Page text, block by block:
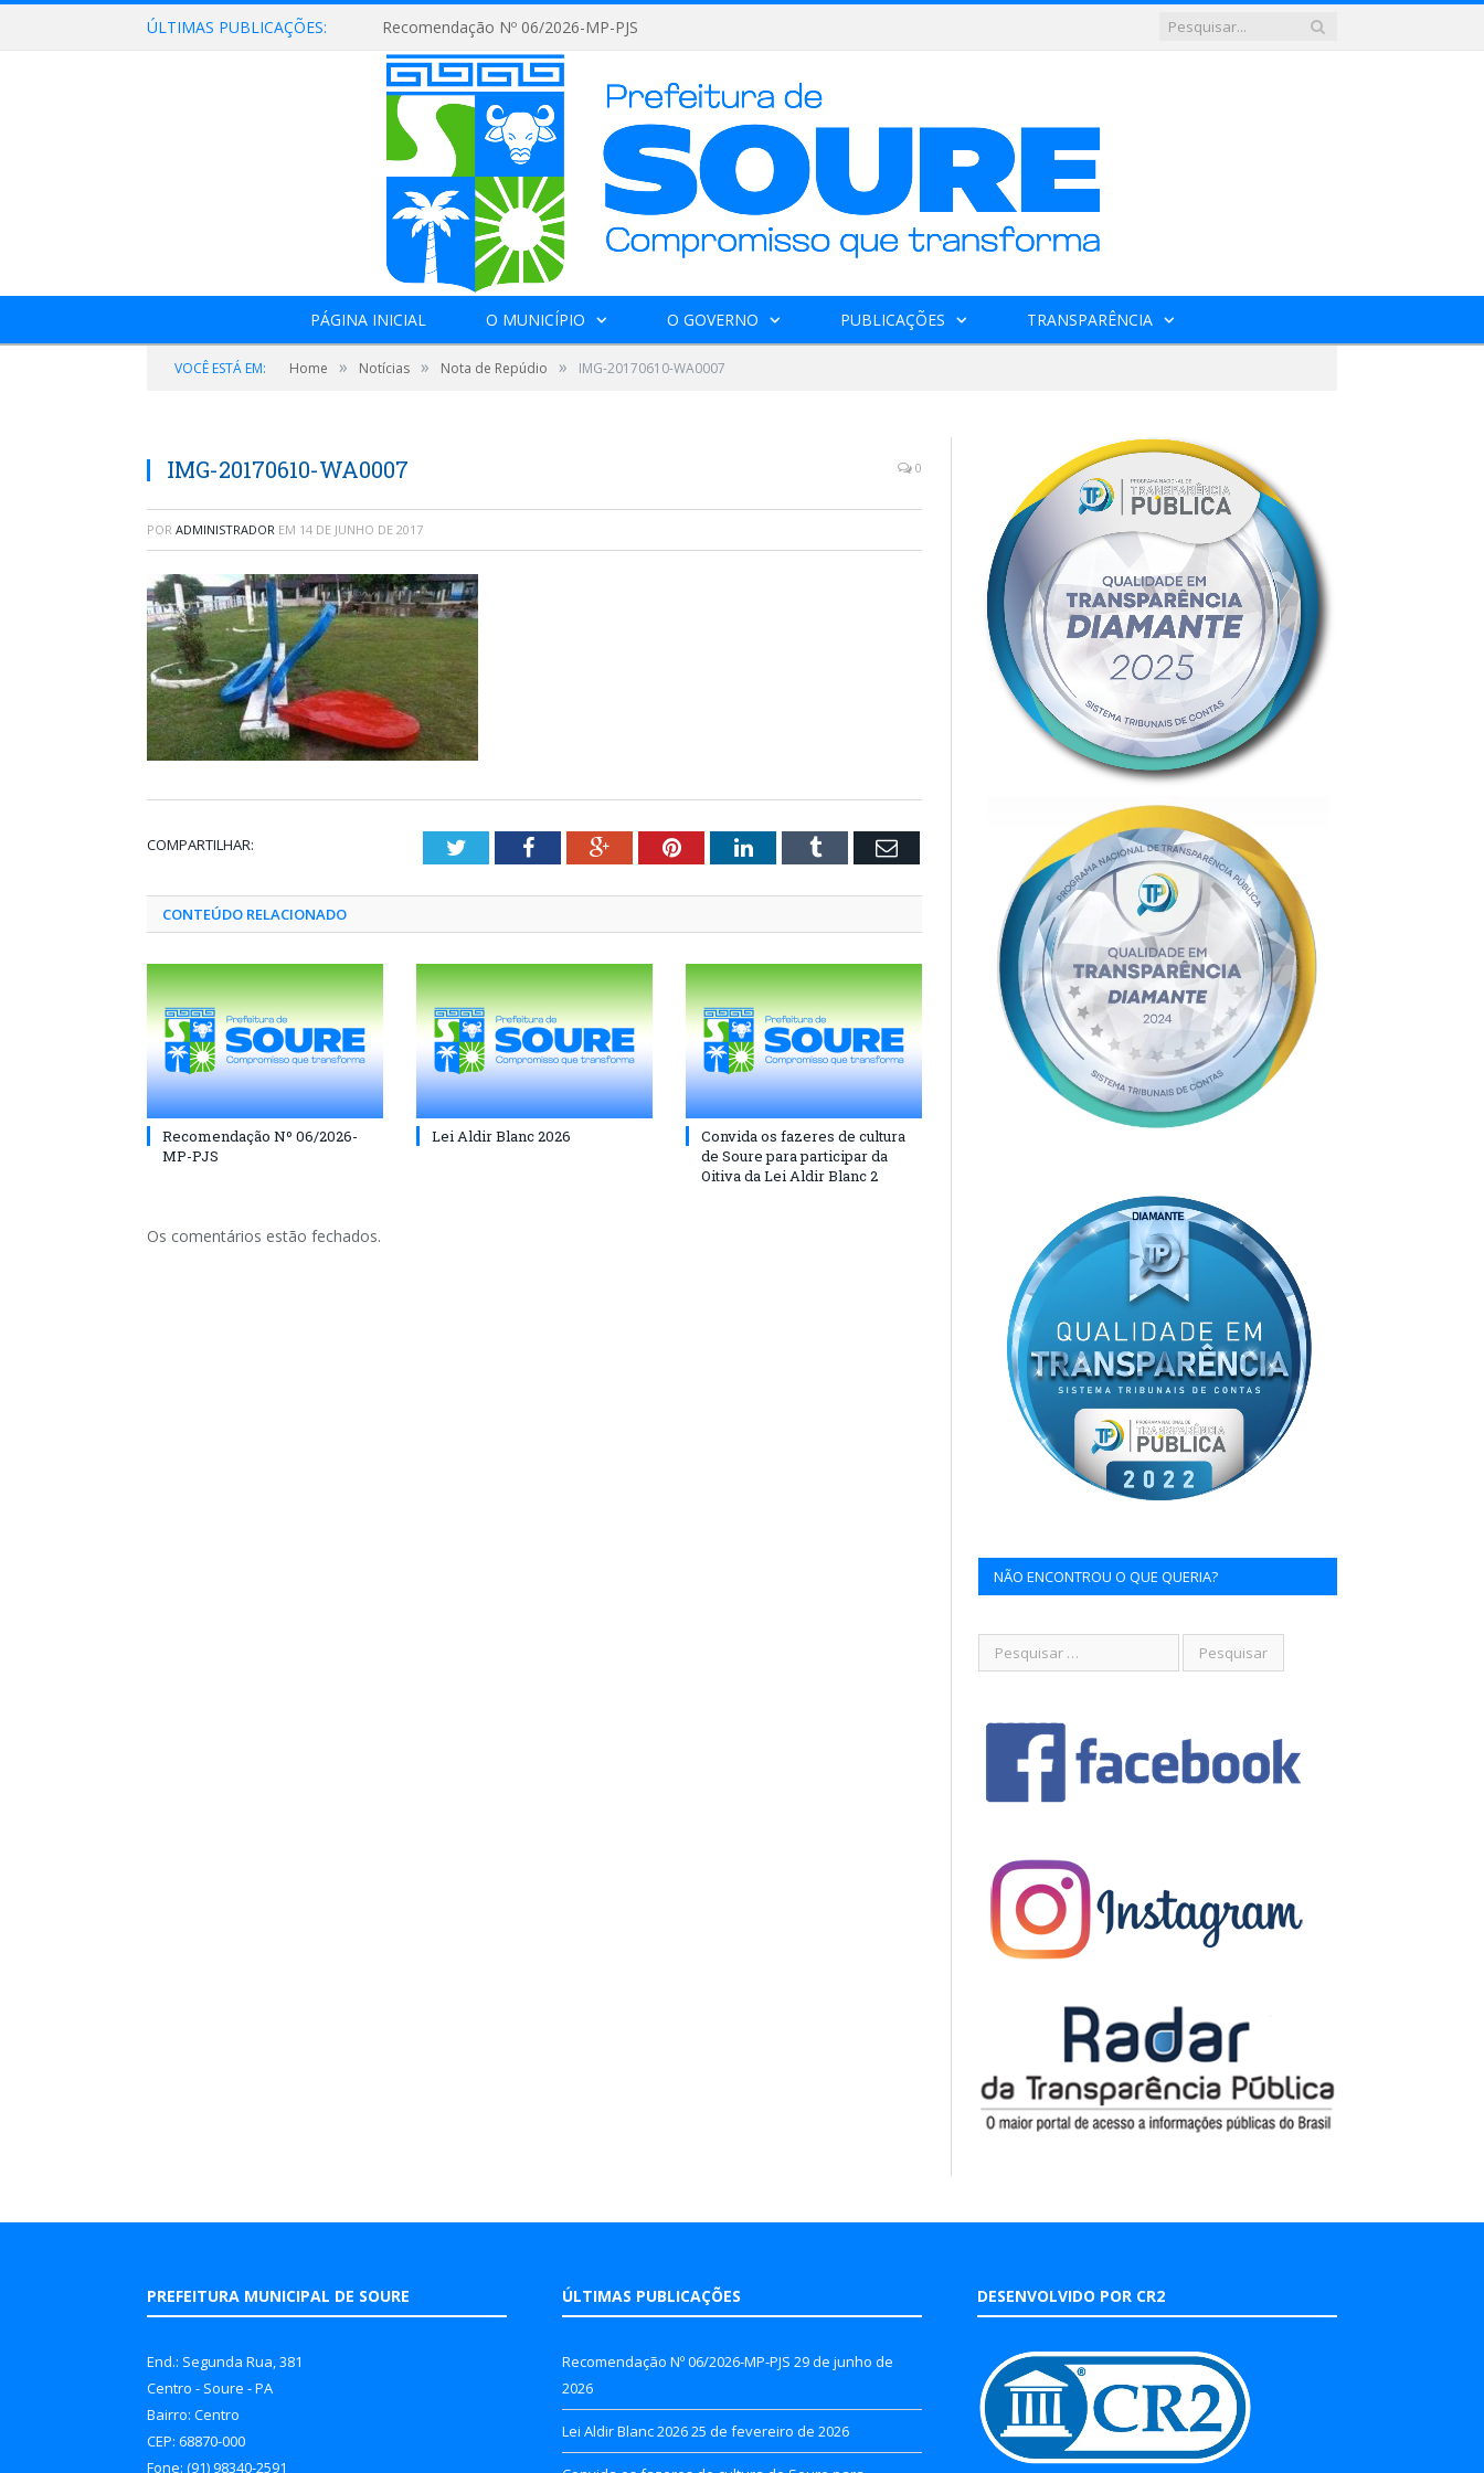
ÚLTIMAS PUBLICAÇÕES: Recomendação Nº 06/2026-MP-PJS
PÁGINA INICIAL O MUNICÍPIO O GOVERNO PUBLICAÇÕES TRANSPARÊNCIA
VOCÊ ESTÁ EM: Home » Notícias » Nota de Repúdio » IMG-20170610-WA0007
IMG-20170610-WA0007 0
POR ADMINISTRADOR EM 14 DE JUNHO DE 2017
COMPARTILHAR: TwitterFacebookGoogle+PinterestLinkedInTumblr Email
CONTEÚDO RELACIONADO
Recomendação Nº 06/2026-
MP-PJS
Lei Aldir Blanc 2026
Convida os fazeres de cultura
de Soure para participar da
Oitiva da Lei Aldir Blanc 2
Os comentários estão fechados.
NÃO ENCONTROU O QUE QUERIA?
PREFEITURA MUNICIPAL DE SOURE
End.: Segunda Rua, 381
Centro - Soure - PA
Bairro: Centro
CEP: 68870-000
Fone: (91) 98340-2591
ÚLTIMAS PUBLICAÇÕES
Recomendação Nº 06/2026-MP-PJS 29 de junho de
2026
Lei Aldir Blanc 202625 de fevereiro de 2026
DESENVOLVIDO POR CR2